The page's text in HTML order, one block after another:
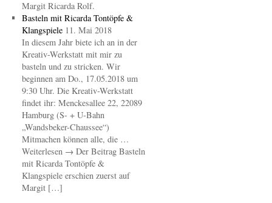
Margit Ricarda Rolf.
Basteln mit Ricarda Tontöpfe &
Klangspiele 11. Mai 2018
In diesem Jahr biete ich an in der
Kreativ-Werkstatt mit mir zu
basteln und zu stricken. Wir
beginnen am Do., 17.05.2018 um
9:30 Uhr. Die Kreativ-Werkstatt
findet ihr: Menckesallee 22, 22089
Hamburg (S- + U-Bahn
„Wandsbeker-Chaussee“)
Mitmachen können alle, die …
Weiterlesen → Der Beitrag Basteln
mit Ricarda Tontöpfe &
Klangspiele erschien zuerst auf
Margit […]